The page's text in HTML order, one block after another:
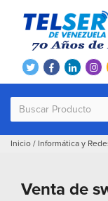
Inicio / Informática y
Venta de